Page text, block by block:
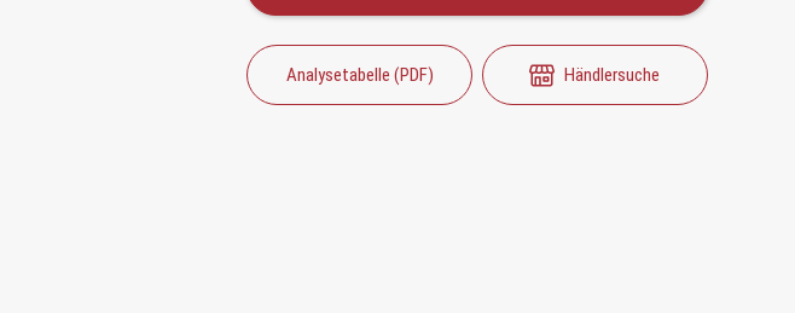
Analysetabelle (PDF) Händlersuche